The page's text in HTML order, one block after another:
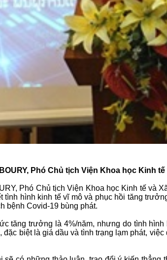
Phó Chủ tịch Viện Khoa học Kinh
Phó Chủ tịch Viện Khoa học Kinh tế và
hình kinh tế vĩ mô và phục hồi tăng
bệnh Covid-19 bùng phát.
tăng trưởng là 4%/năm, nhưng do tình
biệt là giá dầu và tình trạng lạm phát,